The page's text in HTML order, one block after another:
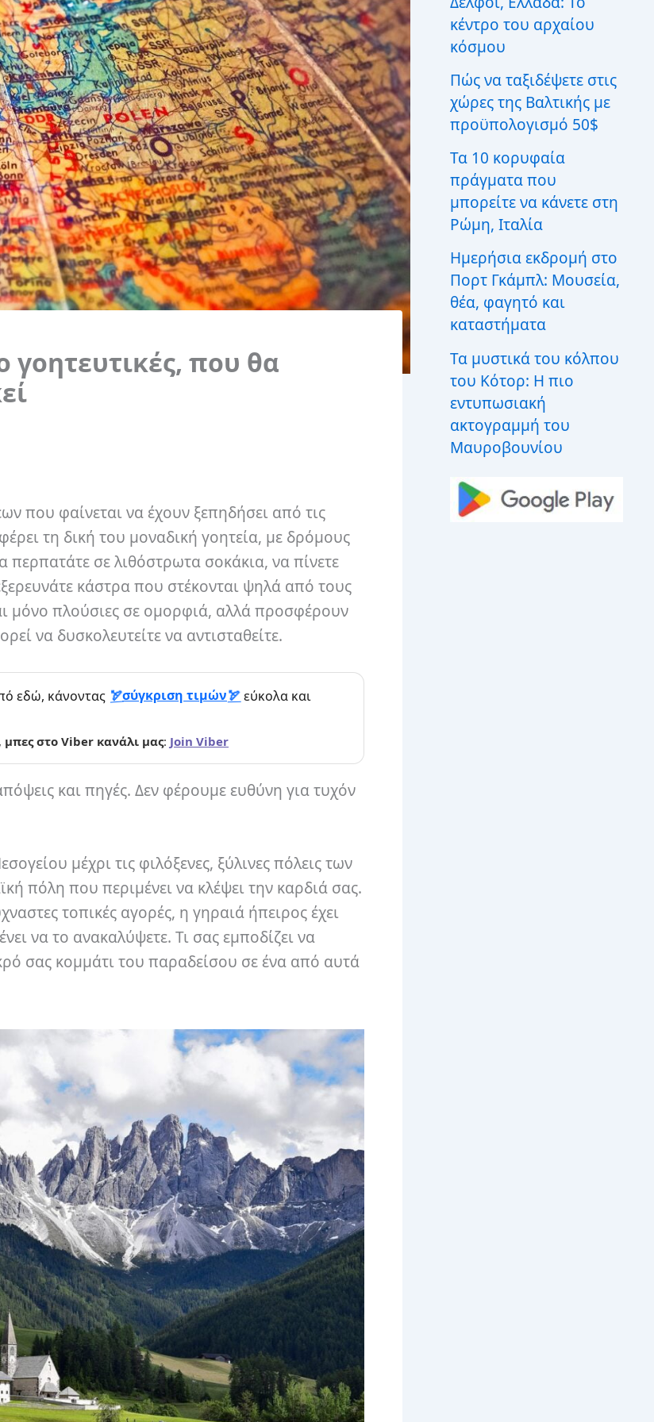
γοητευτικές, που θα
που φαίνεται να έχουν ξεπηδήσει από τις
τη δική του μοναδική γοητεία, με δρόμους
περπατάτε σε λιθόστρωτα σοκάκια, να πίνετε
κάστρα που στέκονται ψηλά από τους
μόνο πλούσιες σε ομορφιά, αλλά προσφέρουν
να δυσκολευτείτε να αντισταθείτε.
εδώ, κάνοντας σύγκριση τιμών
εύκολα και
μπες στο Viber κανάλι μας: Join Viber
και πηγές. Δεν φέρουμε ευθύνη για τυχόν
μέχρι τις φιλόξενες, ξύλινες πόλεις των
πόλη που περιμένει να κλέψει την καρδιά σας.
τοπικές αγορές, η γηραιά ήπειρος έχει
να το ανακαλύψετε. Τι σας εμποδίζει να
σας κομμάτι του παραδείσου σε ένα από αυτά
ι
α
κέντρο του αρχαίου
κόσμου
Πώς να ταξιδέψετε στις
χώρες της Βαλτικής με
προϋπολογισμό 50$
Τα 10 κορυφαία
πράγματα που
μπορείτε να κάνετε στη
Ρώμη, Ιταλία
Ημερήσια εκδρομή στο
Πορτ Γκάμπλ: Μουσεία,
θέα, φαγητό και
καταστήματα
Τα μυστικά του κόλπου
του Κότορ: Η πιο
εντυπωσιακή
ακτογραμμή του
Μαυροβουνίου